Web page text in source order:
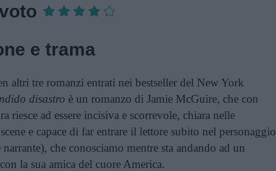
e trama
altri tre romanzi entrati nei bestseller del New York
disastro è un romanzo di Jamie McGuire, che con
riesce ad essere incisiva e scorrevole, chiara nelle
e capace di far entrare il lettore subito nel personaggio
che conosciamo mentre sta andando ad un
la sua amica del cuore America.